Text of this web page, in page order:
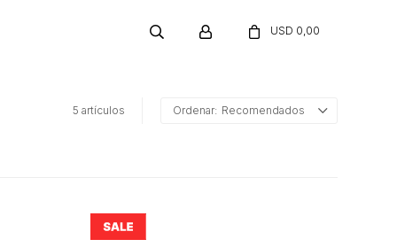
USD 0,00
5 artículos Recomendados